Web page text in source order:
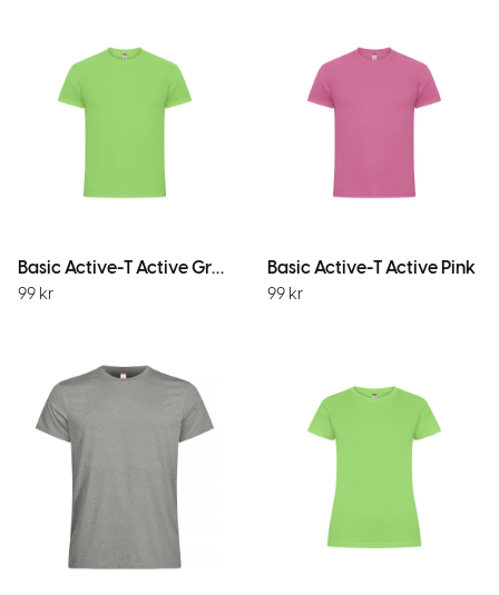
Basic Active-T Active Green
99 kr
Basic Active-T Active Pink
99 kr